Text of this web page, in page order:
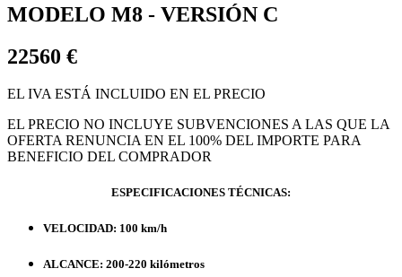
MODELO M8 - VERSIÓN C
22560 €
EL IVA ESTÁ INCLUIDO EN EL PRECIO
EL PRECIO NO INCLUYE SUBVENCIONES A LAS QUE LA
OFERTA RENUNCIA EN EL 100% DEL IMPORTE PARA
BENEFICIO DEL COMPRADOR
ESPECIFICACIONES TÉCNICAS:
VELOCIDAD: 100 km/h
ALCANCE: 200-220 kilómetros